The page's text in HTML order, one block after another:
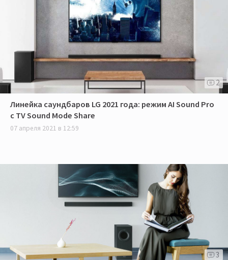
2
Линейка саундбаров LG 2021 года: режим AI Sound Pro
с TV Sound Mode Share
07 апреля 2021 в 12:59
3